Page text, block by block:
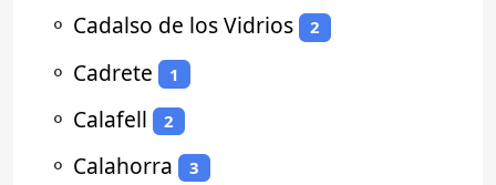
⚬ Cadalso de los Vidrios 2
⚬ Cadrete 1
⚬ Calafell 2
⚬ Calahorra 3